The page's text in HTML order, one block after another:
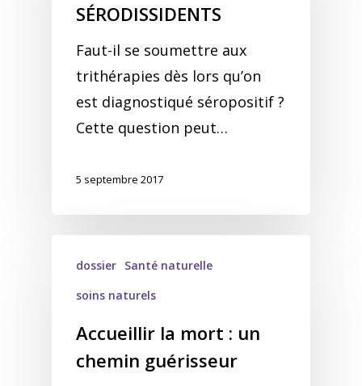
SÉRODISSIDENTS
Faut-il se soumettre aux
trithérapies dès lors qu’on
est diagnostiqué séropositif ?
Cette question peut…
5 septembre 2017
dossier Santé naturelle
soins naturels
Accueillir la mort : un
chemin guérisseur